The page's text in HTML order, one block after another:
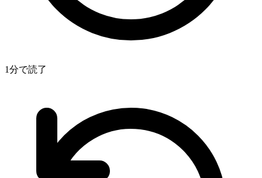
1分で読了